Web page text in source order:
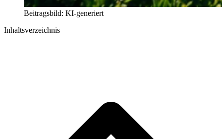
Beitragsbild: KI-generiert
Inhaltsverzeichnis